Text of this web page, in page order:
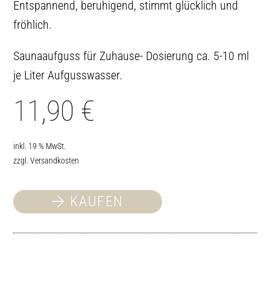
Entspannend, beruhigend, stimmt glücklich und
fröhlich.
Saunaaufguss für Zuhause- Dosierung ca. 5-10 ml
je Liter Aufgusswasser.
11,90 €
inkl. 19 % MwSt.
zzgl.Versandkosten
KAUFEN